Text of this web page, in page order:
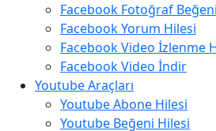
Facebook Fotoğraf
Facebook Yorum Hilesi
Facebook Video İzlenme
Facebook Video İndir
Youtube Araçları
Youtube Abone Hilesi
Youtube Beğeni Hilesi